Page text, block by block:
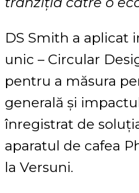
DS Smith a aplicat
unic – Circular
pentru a măsura
generală și
înregistrat de
aparatul de cafea
la Versuni.